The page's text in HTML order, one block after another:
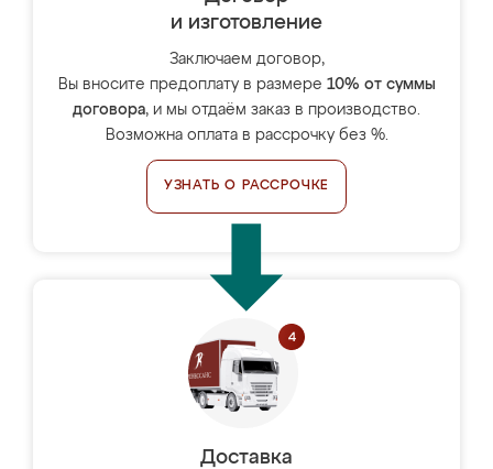
и изготовление
Заключаем договор,
Вы вносите предоплату в размере 10% от суммы
договора, и мы отдаём заказ в производство.
Возможна оплата в рассрочку без %.
УЗНАТЬ О РАССРОЧКЕ
Доставка